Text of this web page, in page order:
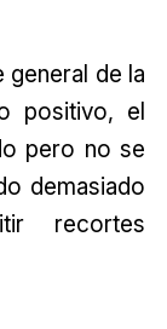
general de la
positivo, el
pero no se
demasiado
recortes